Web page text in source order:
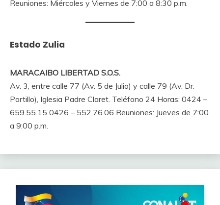
Reuniones: Miércoles y Viernes de 7:00 a 8:30 p.m.
Estado Zulia
MARACAIBO LIBERTAD S.O.S.
Av. 3, entre calle 77 (Av. 5 de Julio) y calle 79 (Av. Dr.
Portillo), Iglesia Padre Claret. Teléfono 24 Horas: 0424 –
659.55.15 0426 – 552.76.06 Reuniones: Jueves de 7:00
a 9:00 p.m.